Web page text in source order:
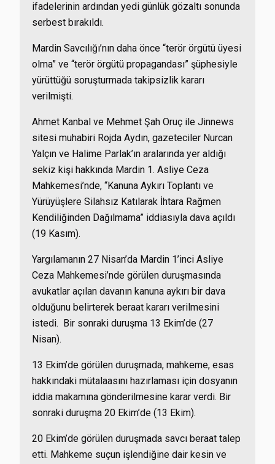
ifadelerinin ardından yedi günlük gözaltı sonunda
serbest bırakıldı.
Mardin Savcılığı’nın daha önce “terör örgütü üyesi
olma” ve “terör örgütü propagandası” şüphesiyle
yürüttüğü soruşturmada takipsizlik kararı
verilmişti.
Ahmet Kanbal ve Mehmet Şah Oruç ile Jinnews
sitesi muhabiri Rojda Aydın, gazeteciler Nurcan
Yalçın ve Halime Parlak’ın aralarında yer aldığı
sekiz kişi hakkında Mardin 1. Asliye Ceza
Mahkemesi’nde, “Kanuna Aykırı Toplantı ve
Yürüyüşlere Silahsız Katılarak İhtara Rağmen
Kendiliğinden Dağılmama” iddiasıyla dava açıldı
(19 Kasım).
Yargılamanın 27 Nisan’da Mardin 1’inci Asliye
Ceza Mahkemesi’nde görülen duruşmasında
avukatlar açılan davanın kanuna aykırı bir dava
olduğunu belirterek beraat kararı verilmesini
istedi. Bir sonraki duruşma 13 Ekim’de (27
Nisan).
13 Ekim’de görülen duruşmada, mahkeme, esas
hakkındaki mütalaasını hazırlaması için dosyanın
iddia makamına gönderilmesine karar verdi. Bir
sonraki duruşma 20 Ekim’de (13 Ekim).
20 Ekim’de görülen duruşmada savcı beraat talep
etti. Mahkeme suçun işlendiğine dair kesin ve